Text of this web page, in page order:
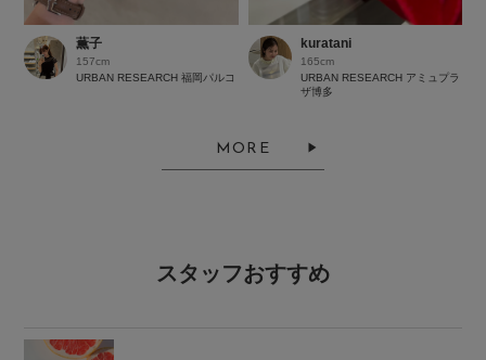
薫子
157cm
URBAN RESEARCH 福岡パルコ
kuratani
165cm
URBAN RESEARCH アミュプラ
ザ博多
MORE
スタッフおすすめ